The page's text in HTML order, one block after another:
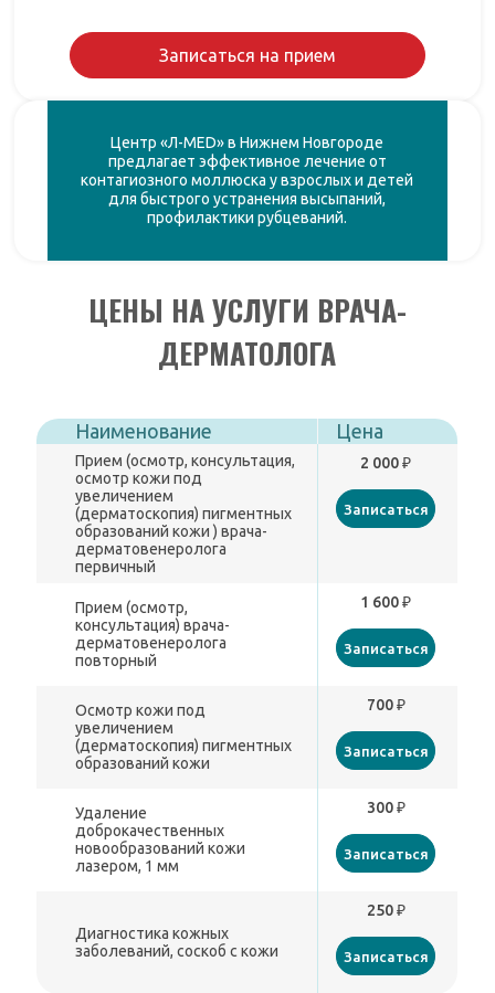
Записаться на прием
Центр «Л-MED» в Нижнем Новгороде
предлагает эффективное лечение от
контагиозного моллюска у взрослых и детей
для быстрого устранения высыпаний,
профилактики рубцеваний.
ЦЕНЫ НА УСЛУГИ ВРАЧА-
ДЕРМАТОЛОГА
Наименование Цена
Прием (осмотр, консультация,
осмотр кожи под
увеличением
(дерматоскопия) пигментных
образований кожи ) врача-
дерматовенеролога
первичный
2 000 ₽
Записаться
Прием (осмотр,
консультация) врача-
дерматовенеролога
повторный
1 600 ₽
Записаться
Осмотр кожи под
увеличением
(дерматоскопия) пигментных
образований кожи
700 ₽
Записаться
Удаление
доброкачественных
новообразований кожи
лазером, 1 мм
300 ₽
Записаться
Диагностика кожных
заболеваний, соскоб с кожи
250 ₽
Записаться